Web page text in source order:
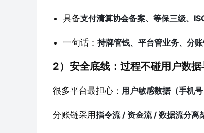
具备支付清算协会备案、等保三级、
一句话： 持牌管钱、平台管业务、分
2）安全底线：过程不碰用户数据
很多平台最担心： 用户敏感数据（手机
分账链采用指令流 / 资金流 / 数据流分离